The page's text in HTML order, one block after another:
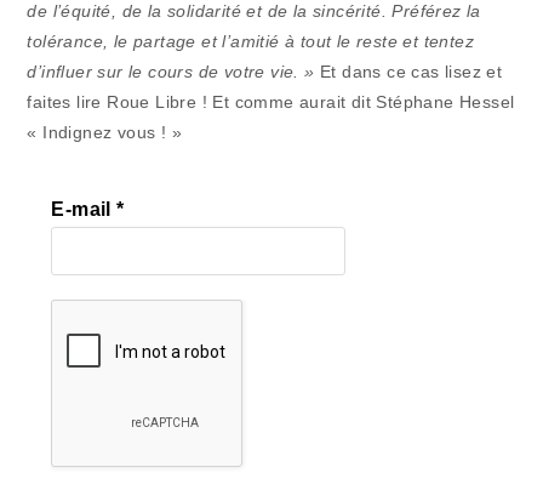
de l’équité, de la solidarité et de la sincérité. Préférez la
tolérance, le partage et l’amitié à tout le reste et tentez
d’influer sur le cours de votre vie. » Et dans ce cas lisez et
faites lire Roue Libre ! Et comme aurait dit Stéphane Hessel
« Indignez vous ! »
E-mail*